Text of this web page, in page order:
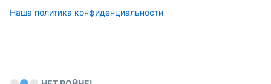
Наша политика конфиденциальности